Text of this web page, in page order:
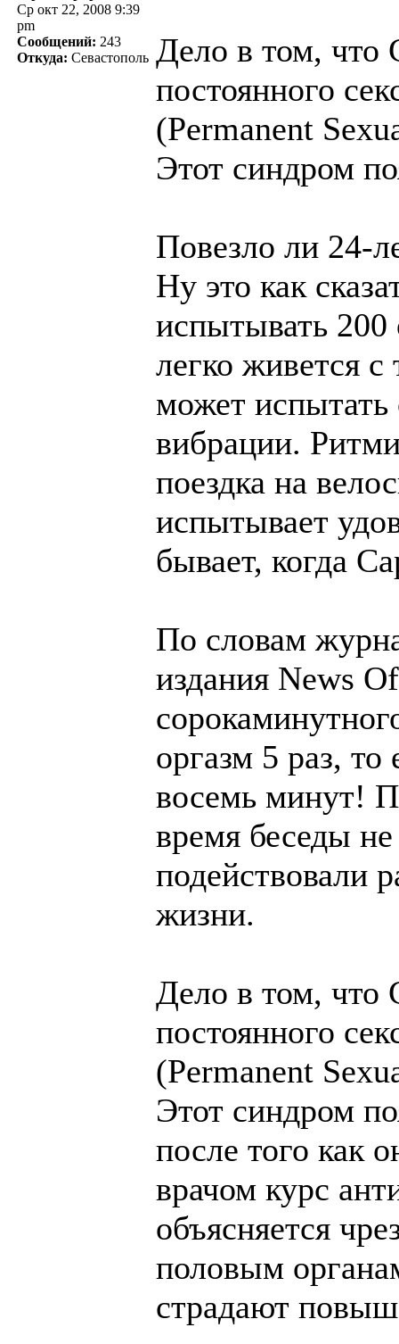
Ср окт 22, 2008 9:39
pm
Сообщений: 243
Откуда: Севастополь Дело в том, что
постоянного
(Permanent
Этот синдром
Повезло ли 24-
Ну это как
испытывать 200
легко живется
может
вибрации.
поездка на
испытывает
бывает, когда
По словам
издания News
оргазм 5 раз,
восемь минут!
время беседы
подействовали
жизни.
Дело в том, что
постоянного
(Permanent
Этот синдром
после того как
врачом курс
объясняется
половым
страдают